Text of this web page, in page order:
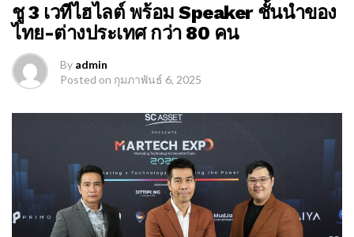
ชู 3 เวทีไฮไลต์ พร้อม Speaker ชั้นนำของ
ไทย-ต่างประเทศ กว่า 80 คน
By admin
Posted on กุมภาพันธ์ 6, 2025